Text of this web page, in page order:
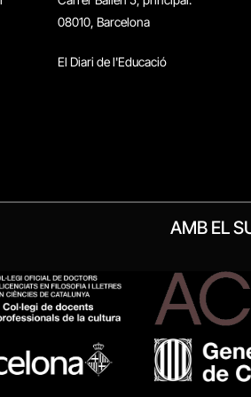
08010, Barcelona
El Diari de l'Educació
AMB EL